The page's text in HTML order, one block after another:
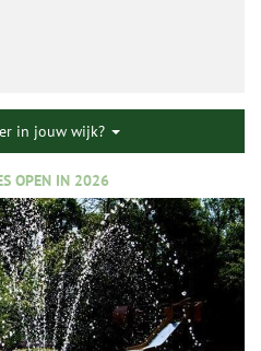
in jouw wijk?
OPEN IN 2026